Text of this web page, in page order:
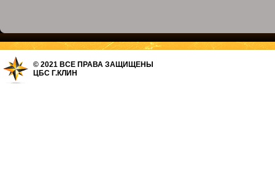
© 2021 ВСЕ ПРАВА ЗАЩИЩЕНЫ
ЦБС Г.КЛИН